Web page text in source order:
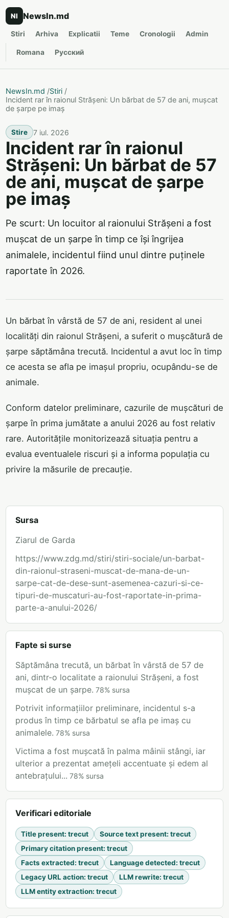
NI NewsIn.md
Stiri Arhiva Explicatii Teme Cronologii Admin
Romana Русский
NewsIn.md /Stiri /
Incident rar în raionul Strășeni: Un bărbat de 57 de ani, mușcat
de șarpe pe imaș
Stire 7 iul. 2026
Incident rar în raionul
Strășeni: Un bărbat de 57
de ani, mușcat de șarpe
pe imaș
Pe scurt: Un locuitor al raionului Strășeni a fost
mușcat de un șarpe în timp ce își îngrijea
animalele, incidentul fiind unul dintre puținele
raportate în 2026.
Un bărbat în vârstă de 57 de ani, resident al unei
localități din raionul Strășeni, a suferit o mușcătură de
șarpe săptămâna trecută. Incidentul a avut loc în timp
ce acesta se afla pe imașul propriu, ocupându-se de
animale.
Conform datelor preliminare, cazurile de mușcături de
șarpe în prima jumătate a anului 2026 au fost relativ
rare. Autoritățile monitorizează situația pentru a
evalua eventualele riscuri și a informa populația cu
privire la măsurile de precauție.
Sursa
Ziarul de Garda
https://www.zdg.md/stiri/stiri-sociale/un-barbat-
din-raionul-straseni-muscat-de-mana-de-un-
sarpe-cat-de-dese-sunt-asemenea-cazuri-si-ce-
tipuri-de-muscaturi-au-fost-raportate-in-prima-
parte-a-anului-2026/
Fapte si surse
Săptămâna trecută, un bărbat în vârstă de 57 de
ani, dintr-o localitate a raionului Strășeni, a fost
mușcat de un șarpe. 78% sursa
Potrivit informațiilor preliminare, incidentul s-a
produs în timp ce bărbatul se afla pe imaș cu
animalele. 78% sursa
Victima a fost mușcată în palma mâinii stângi, iar
ulterior a prezentat amețeli accentuate și edem al
antebrațului... 78% sursa
Verificari editoriale
Title present: trecut Source text present: trecut
Primary citation present: trecut
Facts extracted: trecut Language detected: trecut
Legacy URL action: trecut LLM rewrite: trecut
LLM entity extraction: trecut